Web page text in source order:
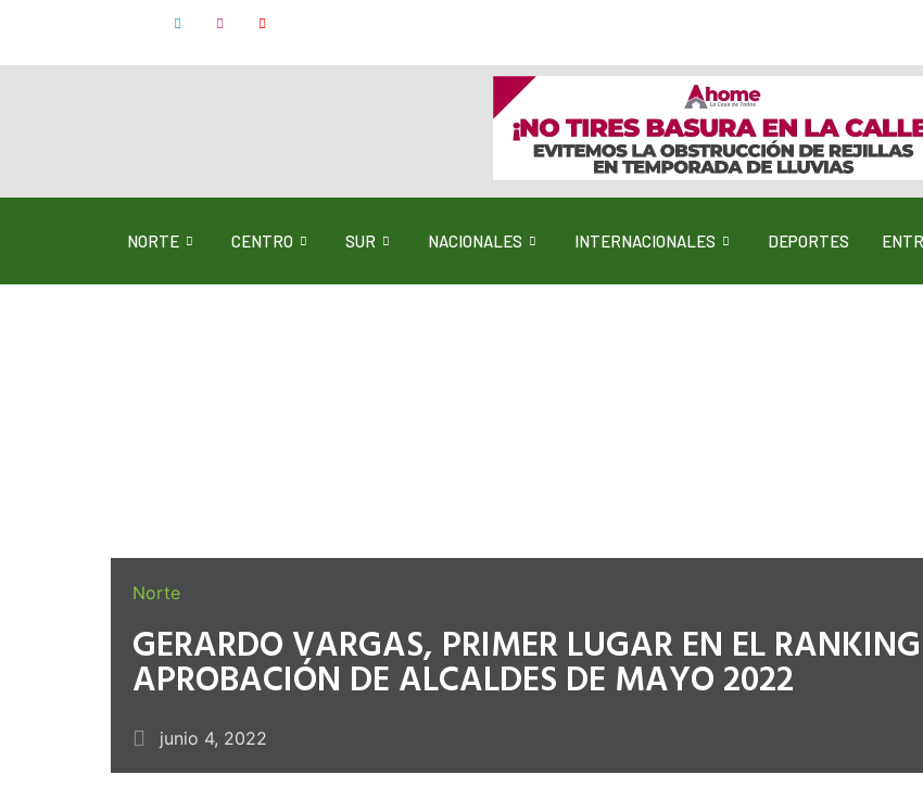
NORTE CENTRO SUR NACIONALES INTERNACIONALES DEPORTES
Norte
GERARDO VARGAS, PRIMER LUGAR EN EL
APROBACIÓN DE ALCALDES DE MAYO 2022
junio 4, 2022